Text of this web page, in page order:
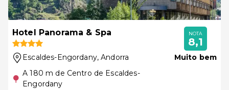
Hotel Panorama & Spa
Escaldes-Engordany, Andorra
A 180 m de Centro de Escaldes-
Engordany
NOTA
8,1
Muito bem